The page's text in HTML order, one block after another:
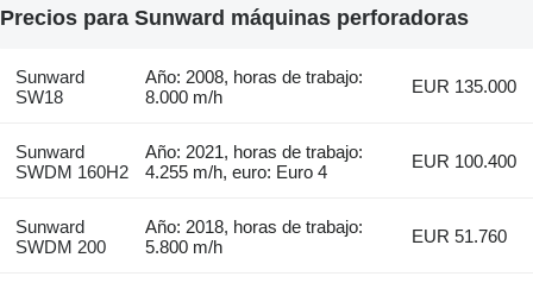
Precios para Sunward máquinas perforadoras
Sunward
SW18
Año: 2008, horas de trabajo:
8.000 m/h
EUR 135.000
Sunward
SWDM 160H2
Año: 2021, horas de trabajo:
4.255 m/h, euro: Euro 4
EUR 100.400
Sunward
SWDM 200
Año: 2018, horas de trabajo:
5.800 m/h
EUR 51.760